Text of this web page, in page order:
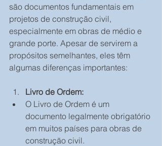
são documentos fundamentais em
projetos de construção civil,
especialmente em obras de médio e
grande porte. Apesar de servirem a
propósitos semelhantes, eles têm
algumas diferenças importantes:
Livro de Ordem:
O Livro de Ordem é um
documento legalmente obrigatório
em muitos países para obras de
construção civil.